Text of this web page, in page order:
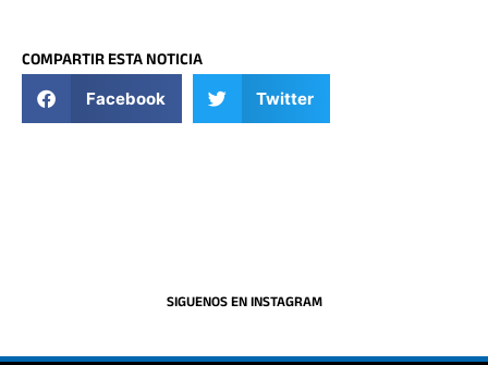
COMPARTIR ESTA NOTICIA
Facebook Twitter
SIGUENOS EN INSTAGRAM